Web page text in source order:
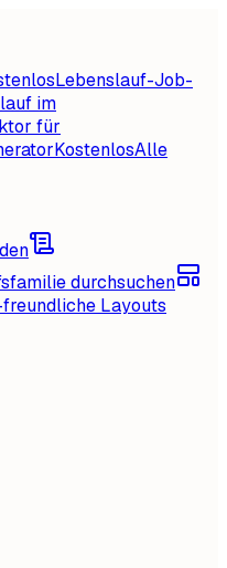
Lebenslauf-Job-
im
für
KostenlosAlle
durchsuchen
freundliche Layouts